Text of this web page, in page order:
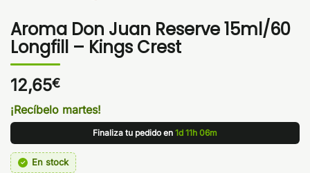
Aroma Don Juan Reserve 15ml/60
Longfill – Kings Crest
12,65€
¡Recíbelo martes!
Finaliza tu pedido en 1d 11h 06m
En stock